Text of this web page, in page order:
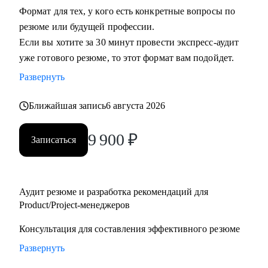
• Руководителям бизнеса: построение продуктовой
команды, консультация "внешнего СРО", построение
продуктовой культуры и ускорение процессов для
достижения целей.
• Тем, кто недавно стал руководителем: как работать с
сжигать команду, как работать со смежными командами,
заказчиками и руководителями.
• Senior менеджерам, которые хотят вырасти до СРО:
построение стратегии роста, менторство по рабочим
расти.
Формат для тех, у кого есть конкретные вопросы по
резюме или будущей профессии.
Если вы хотите за 30 минут провести экспресс-аудит
уже готового резюме, то этот формат вам подойдет.
Развернуть
Ближайшая запись6 августа 2026
Записаться 9 900 ₽
Аудит резюме и разработка рекомендаций для
Product/Project-менеджеров
Консультация для составления эффективного резюме
Развернуть